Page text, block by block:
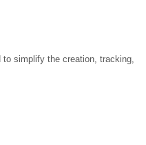
to simplify the creation, tracking,